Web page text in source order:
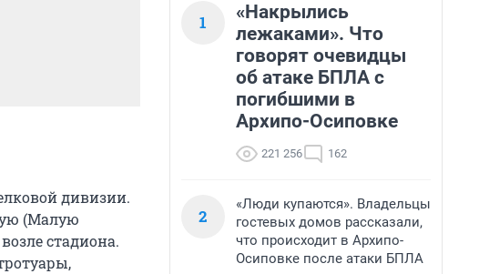
дивизии.
(Малую
стадиона.
1
«Накрылись
лежаками». Что
говорят очевидцы
об атаке БПЛА с
погибшими в
Архипо-Осиповке
221 256 162
2
«Люди купаются». Владельцы
гостевых домов рассказали,
что происходит в Архипо-
Осиповке после атаки БПЛА